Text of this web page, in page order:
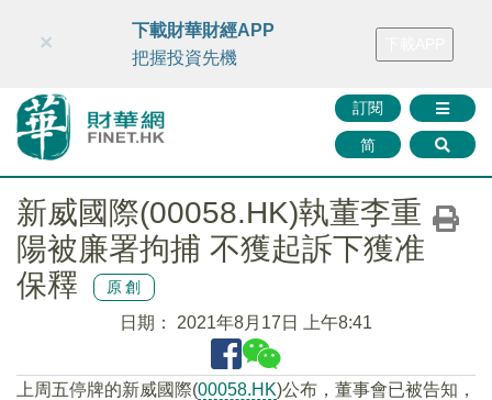
財華智庫網 FINTV FINMETA 財華證券 媒體矩陣
訂閱
简
×
下載財華財經APP
把握投資先機
新威國際(00058.HK)執董李重
陽被廉署拘捕 不獲起訴下獲准
保釋
原創
日期： 2021年8月17日 上午8:41
上周五停牌的新威國際(00058.HK)公布，董事會已被告知，